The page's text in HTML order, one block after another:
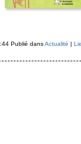
Publié dansActualité |